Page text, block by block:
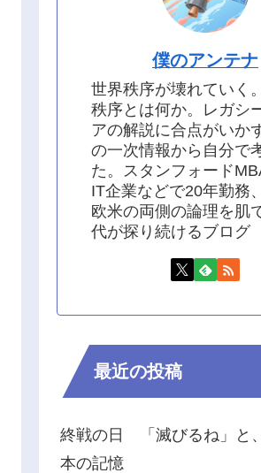
僕のアンテナ
世界秩序が壊れていく
秩序とは何か。レガシ
アの解説に合点がいか
の一次情報から自分で
た。スタンフォード
IT企業などで20年勤務
欧米の両側の論理を肌
代が探り続けるブログ
最近の投稿
終戦の日 「滅びるね」と
本の記憶